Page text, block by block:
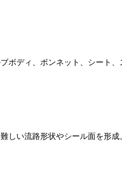
ボディ、ボンネット、シート
しい流路形状やシール面を形